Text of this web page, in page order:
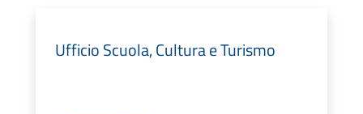
Ufficio Scuola, Cultura e Turismo